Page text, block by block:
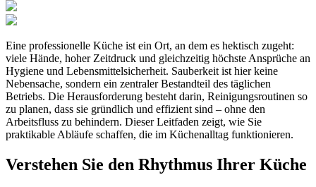
Eine professionelle Küche ist ein Ort, an dem es hektisch zugeht:
viele Hände, hoher Zeitdruck und gleichzeitig höchste Ansprüche an
Hygiene und Lebensmittelsicherheit. Sauberkeit ist hier keine
Nebensache, sondern ein zentraler Bestandteil des täglichen
Betriebs. Die Herausforderung besteht darin, Reinigungsroutinen so
zu planen, dass sie gründlich und effizient sind – ohne den
Arbeitsfluss zu behindern. Dieser Leitfaden zeigt, wie Sie
praktikable Abläufe schaffen, die im Küchenalltag funktionieren.
Verstehen Sie den Rhythmus Ihrer Küche